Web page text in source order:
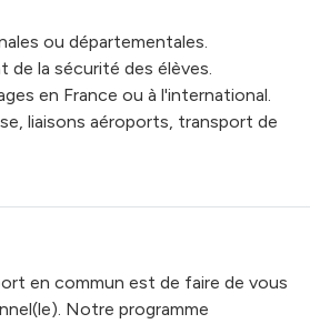
ou départementales.
la sécurité des élèves.
en France ou à l'international.
liaisons aéroports, transport de
en commun est de faire de vous
Notre programme